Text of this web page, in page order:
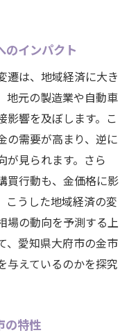
府市での成功する
の教訓
ーチ方法
定
資方法
予測する
の実践
のインパクト
遷は、地域経済に大き
地元の製造業や自動車
影響を及ぼします。こ
の需要が高まり、逆に
が見られます。さら
買行動も、金価格に影
こうした地域経済の変
場の動向を予測する上
、愛知県大府市の金市
与えているのかを探究
の特性